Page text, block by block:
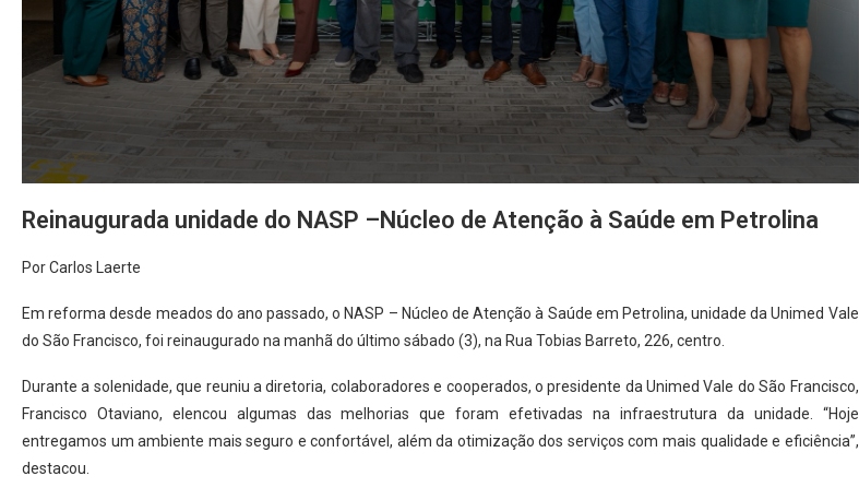
Reinaugurada unidade do NASP –Núcleo de Atenção à Saúde em Petrolina
Por Carlos Laerte
Em reforma desde meados do ano passado, o NASP – Núcleo de Atenção à Saúde em Petrolina, unidade da Unimed Vale
do São Francisco, foi reinaugurado na manhã do último sábado (3), na Rua Tobias Barreto, 226, centro.
Durante a solenidade, que reuniu a diretoria, colaboradores e cooperados, o presidente da Unimed Vale do São Francisco,
Francisco Otaviano, elencou algumas das melhorias que foram efetivadas na infraestrutura da unidade. “Hoje
entregamos um ambiente mais seguro e confortável, além da otimização dos serviços com mais qualidade e eficiência”,
destacou.